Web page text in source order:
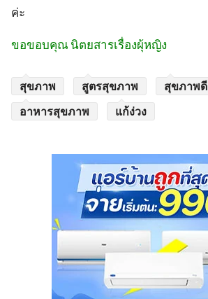
ค่ะ
ขอขอบคุณ นิตยสารเรื่องผุ้หญิง
สุขภาพ สูตรสุขภาพ
สุขภาพดี
อาหารสุขภาพ
แก้ง่วง